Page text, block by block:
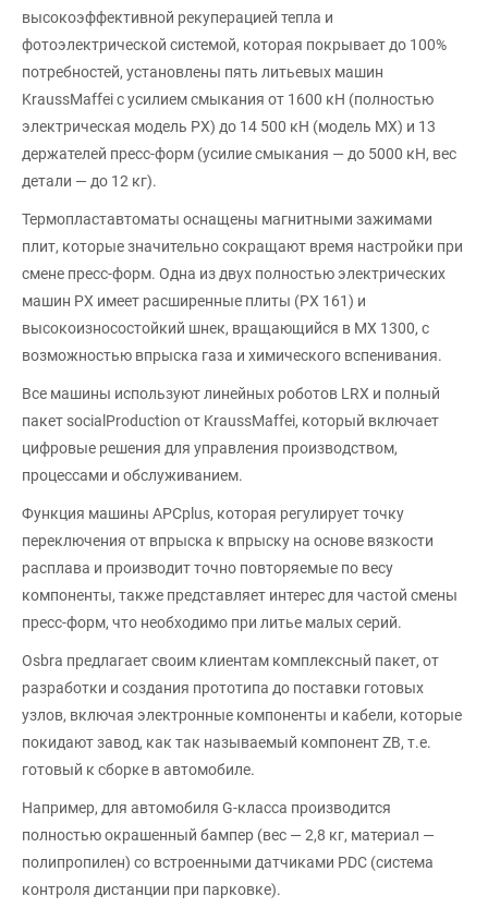
высокоэффективной рекуперацией тепла и
фотоэлектрической системой, которая покрывает до 100%
потребностей, установлены пять литьевых машин
KraussMaffei с усилием смыкания от 1600 кН (полностью
электрическая модель PX) до 14 500 кН (модель MX) и 13
держателей пресс-форм (усилие смыкания — до 5000 кН, вес
детали — до 12 кг).
Термопластавтоматы оснащены магнитными зажимами
плит, которые значительно сокращают время настройки при
смене пресс-форм. Одна из двух полностью электрических
машин PX имеет расширенные плиты (PX 161) и
высокоизносостойкий шнек, вращающийся в MX 1300, с
возможностью впрыска газа и химического вспенивания.
Все машины используют линейных роботов LRX и полный
пакет socialProduction от KraussMaffei, который включает
цифровые решения для управления производством,
процессами и обслуживанием.
Функция машины APCplus, которая регулирует точку
переключения от впрыска к впрыску на основе вязкости
расплава и производит точно повторяемые по весу
компоненты, также представляет интерес для частой смены
пресс-форм, что необходимо при литье малых серий.
Osbra предлагает своим клиентам комплексный пакет, от
разработки и создания прототипа до поставки готовых
узлов, включая электронные компоненты и кабели, которые
покидают завод, как так называемый компонент ZB, т.е.
готовый к сборке в автомобиле.
Например, для автомобиля G-класса производится
полностью окрашенный бампер (вес — 2,8 кг, материал —
полипропилен) со встроенными датчиками PDC (система
контроля дистанции при парковке).